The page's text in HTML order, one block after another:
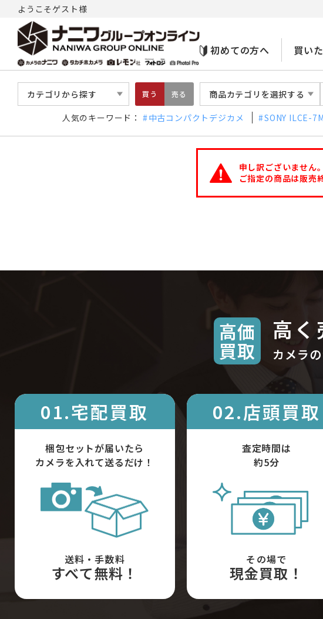
ようこそゲスト様
初めての方へ 買い
カテゴリから探す 買う 売る 商品カテゴリを選択する
人気のキーワード： 中古コンパクトデジカメ SONY ILCE-
申し訳ございません。
ご指定の商品は販売
高価
買取
高く
カメラ
01.宅配買取
梱包セットが届いたら
カメラを入れて送るだけ！
送料・手数料
すべて無料！
02.店頭買取
査定時間は
約5分
その場で
現金買取！